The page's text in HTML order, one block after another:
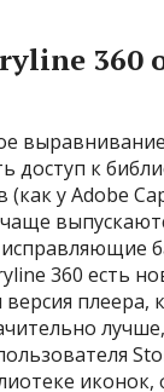
360
выравнивание
доступ к
у Adobe
360 есть
плеера,